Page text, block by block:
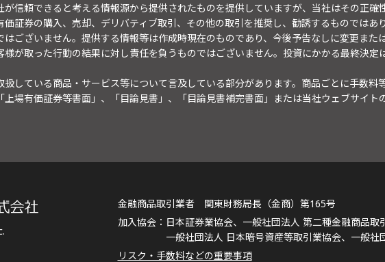
信頼できると考える情報源から提供されたものを提供していますが、当社はその正
証券の購入、売却、デリバティブ取引、その他の取引を推奨し、勧誘するものではあ
ございません。提供する情報等は作成時現在のものであり、今後予告なしに変更また
様が取った行動の結果に対し責任を負うものではございません。投資にかかる最終決
している商品・サービス等について言及している部分があります。商品ごとに手数料
上場有価証券等書面」、「目論見書」、「目論見書補完書面」または当社ウェブサイト
金融商品取引業者 関東財務局長（金商）第165号
日本証券業協会、一般社団法人 第二種金融商品取
一般社団法人 日本暗号資産等取引業協会、一般社
リスク・手数料などの重要事項